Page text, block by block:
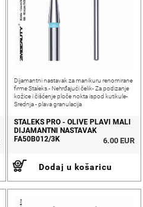
Dijamantni nastavak za manikuru renomirane
firme Staleks.- Nehrđajući čelik- Za podizanje
kožice i čišćenje ploče nokta ispod kutikule-
Srednja - plava granulacija
STALEKS PRO - OLIVE PLAVI MALI
DIJAMANTNI NASTAVAK
FA50B012/3K
6.00 EUR
Dodaj u košaricu